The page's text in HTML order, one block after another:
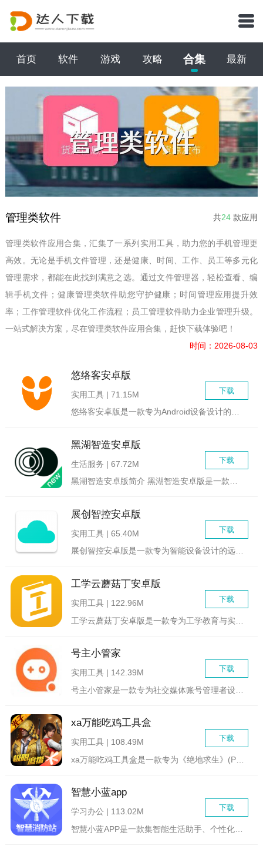
首页 软件 游戏 攻略 合集 最新
管理类软件 共24 款应用
管理类软件应用合集，汇集了一系列实用工具，助力您的手机管理更
高效。无论是手机文件管理，还是健康、时间、工作、员工等多元化
管理需求，都能在此找到满意之选。通过文件管理器，轻松查看、编
辑手机文件；健康管理类软件助您守护健康；时间管理应用提升效
率；工作管理软件优化工作流程；员工管理软件助力企业管理升级。
一站式解决方案，尽在管理类软件应用合集，赶快下载体验吧！
时间：2026-08-03
悠络客安卓版
下载
实用工具 | 71.15M
悠络客安卓版是一款专为Android设备设计的智能管理软件，...
黑湖智造安卓版
下载
生活服务 | 67.72M
黑湖智造安卓版简介 黑湖智造安卓版是一款专为制造型企业...
展创智控安卓版
下载
实用工具 | 65.40M
展创智控安卓版是一款专为智能设备设计的远程控制管理应用，由济...
工学云蘑菇丁安卓版
下载
实用工具 | 122.96M
号主小管家
下载
实用工具 | 142.39M
xa万能吃鸡工具盒
下载
实用工具 | 108.49M
智慧小蓝app
下载
学习办公 | 113.02M